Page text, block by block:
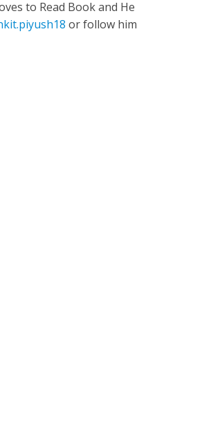
to Read Book and He
or follow him